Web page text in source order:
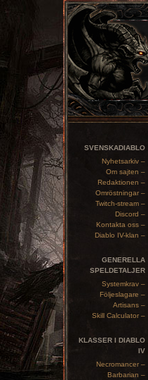
SVENSKADIABLO
Nyhetsarkiv –
Om sajten –
Redaktionen –
Omröstningar –
Twitch-stream –
Discord –
Kontakta oss –
Diablo IV-klan –
GENERELLA
SPELDETALJER
Systemkrav –
Följeslagare –
Artisans –
Skill Calculator –
KLASSER I DIABLO
IV
Necromancer –
Barbarian –